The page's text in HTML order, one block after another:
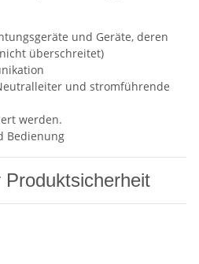
und Geräte, deren
überschreitet)
und stromführende
werden.
Bedienung
Produktsicherheit